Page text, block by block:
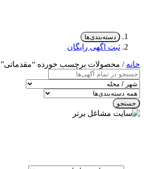
دسته‌بندی‌ها
ثبت اگهی رایگان
خانه / محصولات برچسب خورده “مقدماتی”
جستجو